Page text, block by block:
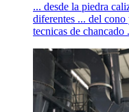
... desde la piedra
diferentes ... del
tecnicas de chancado